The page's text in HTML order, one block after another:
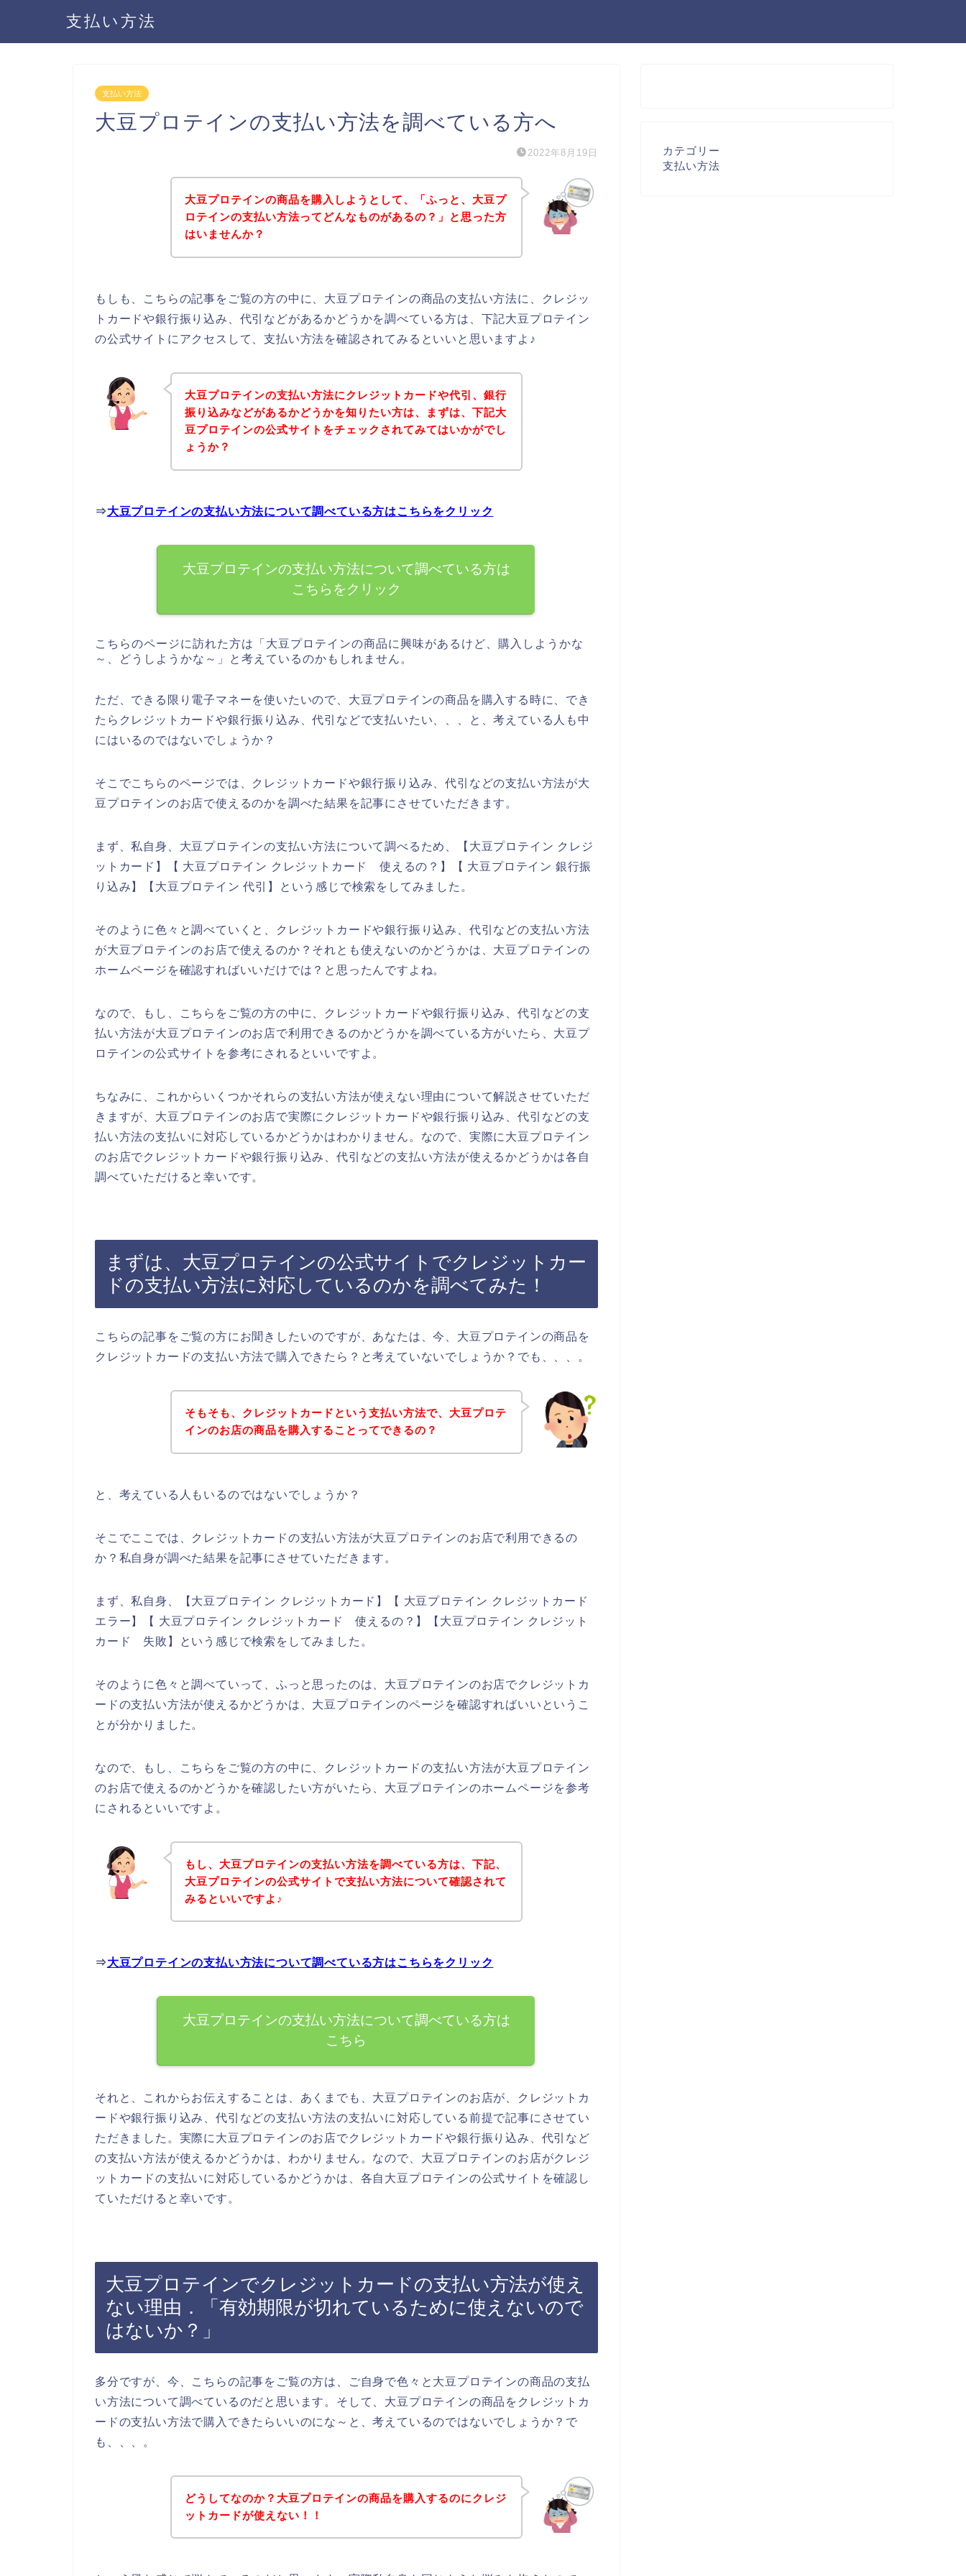
支払い方法
支払い方法
大豆プロテインの支払い方法を調べている方へ
2022年8月19日
大豆プロテインの商品を購入しようとして、「ふっと、大豆プ
ロテインの支払い方法ってどんなものがあるの？」と思った方
はいませんか？
もしも、こちらの記事をご覧の方の中に、大豆プロテインの商品の支払い方法に、クレジッ
トカードや銀行振り込み、代引などがあるかどうかを調べている方は、下記大豆プロテイン
の公式サイトにアクセスして、支払い方法を確認されてみるといいと思いますよ♪
大豆プロテインの支払い方法にクレジットカードや代引、銀行
振り込みなどがあるかどうかを知りたい方は、まずは、下記大
豆プロテインの公式サイトをチェックされてみてはいかがでし
ょうか？
⇒大豆プロテインの支払い方法について調べている方はこちらをクリック
大豆プロテインの支払い方法について調べている方は
こちらをクリック
こちらのページに訪れた方は「大豆プロテインの商品に興味があるけど、購入しようかな
～、どうしようかな～」と考えているのかもしれません。
ただ、できる限り電子マネーを使いたいので、大豆プロテインの商品を購入する時に、でき
たらクレジットカードや銀行振り込み、代引などで支払いたい、、、と、考えている人も中
にはいるのではないでしょうか？
そこでこちらのページでは、クレジットカードや銀行振り込み、代引などの支払い方法が大
豆プロテインのお店で使えるのかを調べた結果を記事にさせていただきます。
まず、私自身、大豆プロテインの支払い方法について調べるため、【大豆プロテイン クレジ
ットカード】【 大豆プロテイン クレジットカード 使えるの？】【 大豆プロテイン 銀行振
り込み】【大豆プロテイン 代引】という感じで検索をしてみました。
そのように色々と調べていくと、クレジットカードや銀行振り込み、代引などの支払い方法
が大豆プロテインのお店で使えるのか？それとも使えないのかどうかは、大豆プロテインの
ホームページを確認すればいいだけでは？と思ったんですよね。
なので、もし、こちらをご覧の方の中に、クレジットカードや銀行振り込み、代引などの支
払い方法が大豆プロテインのお店で利用できるのかどうかを調べている方がいたら、大豆プ
ロテインの公式サイトを参考にされるといいですよ。
ちなみに、これからいくつかそれらの支払い方法が使えない理由について解説させていただ
きますが、大豆プロテインのお店で実際にクレジットカードや銀行振り込み、代引などの支
払い方法の支払いに対応しているかどうかはわかりません。なので、実際に大豆プロテイン
のお店でクレジットカードや銀行振り込み、代引などの支払い方法が使えるかどうかは各自
調べていただけると幸いです。
まずは、大豆プロテインの公式サイトでクレジットカー
ドの支払い方法に対応しているのかを調べてみた！
こちらの記事をご覧の方にお聞きしたいのですが、あなたは、今、大豆プロテインの商品を
クレジットカードの支払い方法で購入できたら？と考えていないでしょうか？でも、、、。
そもそも、クレジットカードという支払い方法で、大豆プロテ
インのお店の商品を購入することってできるの？
と、考えている人もいるのではないでしょうか？
そこでここでは、クレジットカードの支払い方法が大豆プロテインのお店で利用できるの
か？私自身が調べた結果を記事にさせていただきます。
まず、私自身、【大豆プロテイン クレジットカード】【 大豆プロテイン クレジットカード
エラー】【 大豆プロテイン クレジットカード 使えるの？】【大豆プロテイン クレジット
カード 失敗】という感じで検索をしてみました。
そのように色々と調べていって、ふっと思ったのは、大豆プロテインのお店でクレジットカ
ードの支払い方法が使えるかどうかは、大豆プロテインのページを確認すればいいというこ
とが分かりました。
なので、もし、こちらをご覧の方の中に、クレジットカードの支払い方法が大豆プロテイン
のお店で使えるのかどうかを確認したい方がいたら、大豆プロテインのホームページを参考
にされるといいですよ。
もし、大豆プロテインの支払い方法を調べている方は、下記、
大豆プロテインの公式サイトで支払い方法について確認されて
みるといいですよ♪
⇒大豆プロテインの支払い方法について調べている方はこちらをクリック
大豆プロテインの支払い方法について調べている方は
こちら
それと、これからお伝えすることは、あくまでも、大豆プロテインのお店が、クレジットカ
ードや銀行振り込み、代引などの支払い方法の支払いに対応している前提で記事にさせてい
ただきました。実際に大豆プロテインのお店でクレジットカードや銀行振り込み、代引など
の支払い方法が使えるかどうかは、わかりません。なので、大豆プロテインのお店がクレジ
ットカードの支払いに対応しているかどうかは、各自大豆プロテインの公式サイトを確認し
ていただけると幸いです。
大豆プロテインでクレジットカードの支払い方法が使え
ない理由．「有効期限が切れているために使えないので
はないか？」
多分ですが、今、こちらの記事をご覧の方は、ご自身で色々と大豆プロテインの商品の支払
い方法について調べているのだと思います。そして、大豆プロテインの商品をクレジットカ
ードの支払い方法で購入できたらいいのにな～と、考えているのではないでしょうか？で
も、、、。
どうしてなのか？大豆プロテインの商品を購入するのにクレジ
ットカードが使えない！！
カテゴリー
支払い方法